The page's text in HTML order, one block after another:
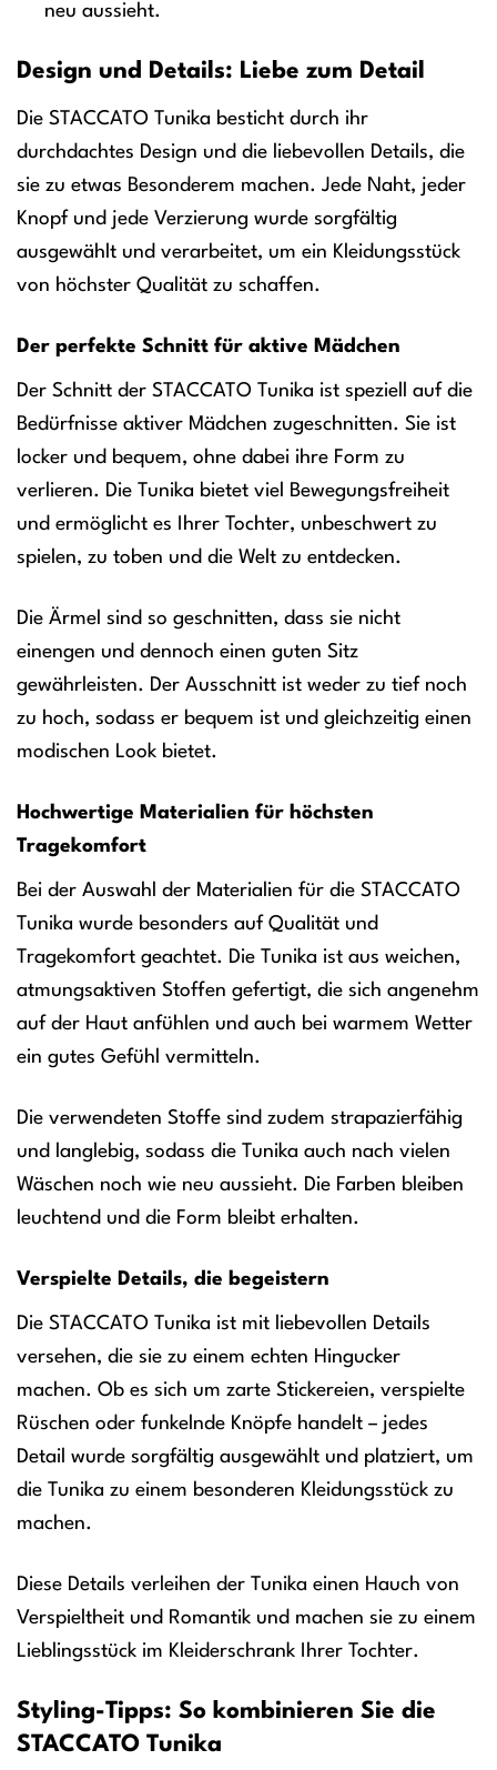
neu aussieht.
Design und Details: Liebe zum Detail
Die STACCATO Tunika besticht durch ihr
durchdachtes Design und die liebevollen Details, die
sie zu etwas Besonderem machen. Jede Naht, jeder
Knopf und jede Verzierung wurde sorgfältig
ausgewählt und verarbeitet, um ein Kleidungsstück
von höchster Qualität zu schaffen.
Der perfekte Schnitt für aktive Mädchen
Der Schnitt der STACCATO Tunika ist speziell auf die
Bedürfnisse aktiver Mädchen zugeschnitten. Sie ist
locker und bequem, ohne dabei ihre Form zu
verlieren. Die Tunika bietet viel Bewegungsfreiheit
und ermöglicht es Ihrer Tochter, unbeschwert zu
spielen, zu toben und die Welt zu entdecken.
Die Ärmel sind so geschnitten, dass sie nicht
einengen und dennoch einen guten Sitz
gewährleisten. Der Ausschnitt ist weder zu tief noch
zu hoch, sodass er bequem ist und gleichzeitig einen
modischen Look bietet.
Hochwertige Materialien für höchsten
Tragekomfort
Bei der Auswahl der Materialien für die STACCATO
Tunika wurde besonders auf Qualität und
Tragekomfort geachtet. Die Tunika ist aus weichen,
atmungsaktiven Stoffen gefertigt, die sich angenehm
auf der Haut anfühlen und auch bei warmem Wetter
ein gutes Gefühl vermitteln.
Die verwendeten Stoffe sind zudem strapazierfähig
und langlebig, sodass die Tunika auch nach vielen
Wäschen noch wie neu aussieht. Die Farben bleiben
leuchtend und die Form bleibt erhalten.
Verspielte Details, die begeistern
Die STACCATO Tunika ist mit liebevollen Details
versehen, die sie zu einem echten Hingucker
machen. Ob es sich um zarte Stickereien, verspielte
Rüschen oder funkelnde Knöpfe handelt – jedes
Detail wurde sorgfältig ausgewählt und platziert, um
die Tunika zu einem besonderen Kleidungsstück zu
machen.
Diese Details verleihen der Tunika einen Hauch von
Verspieltheit und Romantik und machen sie zu einem
Lieblingsstück im Kleiderschrank Ihrer Tochter.
Styling-Tipps: So kombinieren Sie die
STACCATO Tunika